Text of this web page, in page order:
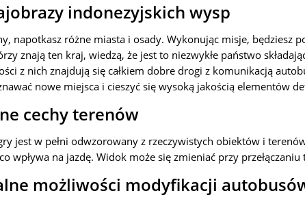
indonezyjskich wysp
napotkasz różne miasta i osady. Wykonując misje, będziesz
znają ten kraj, wiedzą, że jest to niezwykłe państwo
z nich znajdują się całkiem dobre drogi z komunikacją
nowe miejsca i cieszyć się wysoką jakością elementów
cechy terenów
jest w pełni odwzorowany z rzeczywistych obiektów i
wpływa na jazdę. Widok może się zmieniać przy przełączaniu
możliwości modyfikacji